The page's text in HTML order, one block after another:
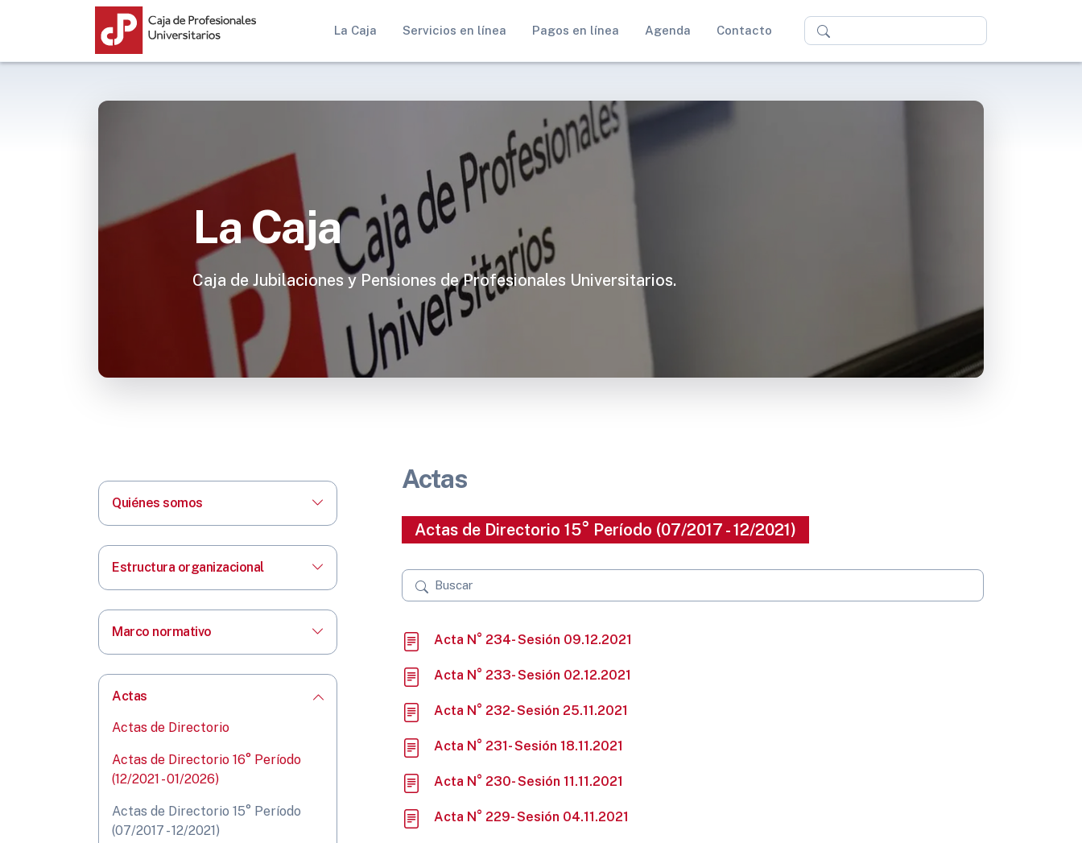
La Caja Servicios en línea Pagos en línea Agenda Contacto
Buscar
La Caja
Caja de Jubilaciones y Pensiones de Profesionales Universitarios.
Quiénes somos
Estructura organizacional
Marco normativo
Actas
Actas de Directorio
Actas de Directorio 16° Período
(12/2021 - 01/2026)
Actas de Directorio 15° Período
(07/2017 - 12/2021)
Actas
Actas de Directorio 15° Período (07/2017 - 12/2021)
Acta N° 234- Sesión 09.12.2021
Acta N° 233- Sesión 02.12.2021
Acta N° 232- Sesión 25.11.2021
Acta N° 231- Sesión 18.11.2021
Acta N° 230- Sesión 11.11.2021
Acta N° 229- Sesión 04.11.2021